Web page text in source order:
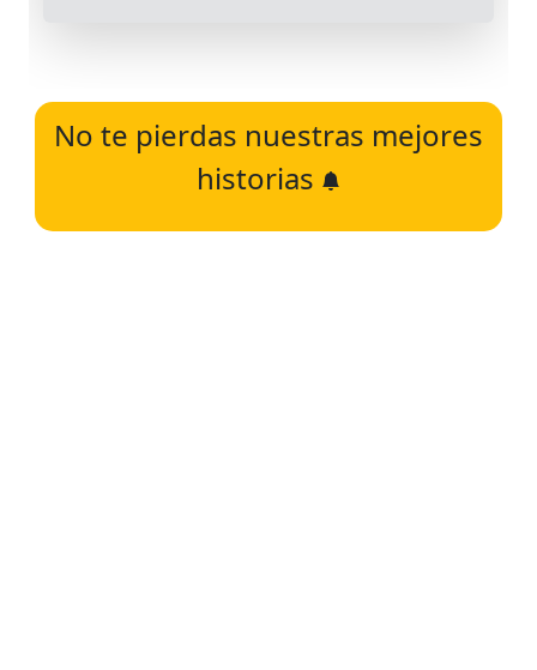
No te pierdas nuestras mejores
historias